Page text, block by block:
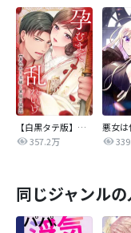
【白黒タテ版】孕むまで乱れいけ～身代わり花嫁と軍服の猛愛
357.2万
同じジャンル